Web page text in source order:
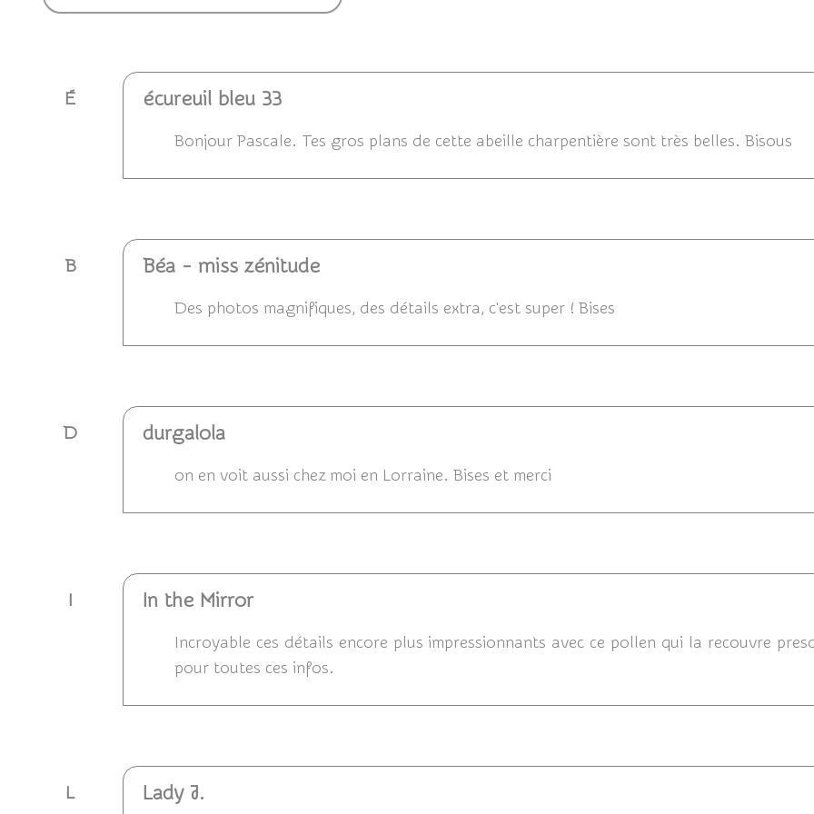
É écureuil bleu 33
Bonjour Pascale. Tes gros plans de cette abeille charpentière sont très belles. Bisous
B Béa - miss zénitude
Des photos magnifiques, des détails extra, c'est super ! Bises
D durgalola
on en voit aussi chez moi en Lorraine. Bises et merci
I In the Mirror
Incroyable ces détails encore plus impressionnants avec ce pollen qui la recouvre
pour toutes ces infos.
L Lady J.